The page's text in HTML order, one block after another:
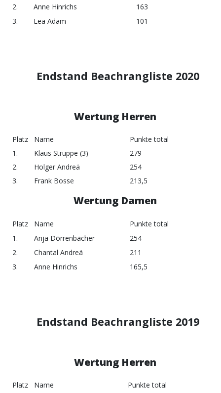
2. Anne Hinrichs
163
3.
Lea Adam 101
Endstand Beachrangliste 2020
Wertung Herren
Platz Name
Punkte total
1.
Klaus Struppe (3)
279
2.
Holger Andreä
254
3.
Frank Bosse 213,5
Wertung Damen
Platz Name
Punkte total
1.
Anja Dörrenbächer
254
2.
Chantal Andreä
211
3.
Anne Hinrichs 165,5
Endstand Beachrangliste 2019
Wertung Herren
Platz Name
Punkte total